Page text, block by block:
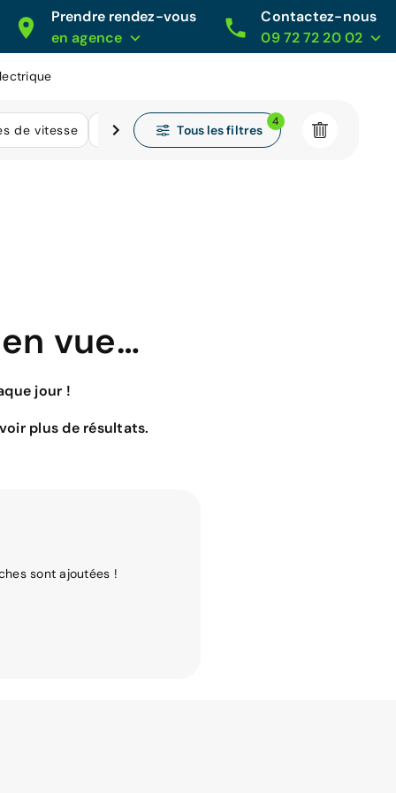
Prendre rendez-vous
en agence
Contactez-nous
09 72 72 20 02
de vitesse Kilométrage Tous les filtres
4
vue…
jour !
plus de résultats.
sont ajoutées !